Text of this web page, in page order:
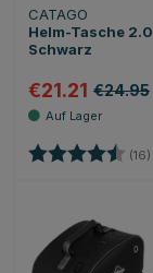
CATAGO
Helm-Tasche 2.0
Schwarz
€21.21 €24.95
Bewertung: (16)